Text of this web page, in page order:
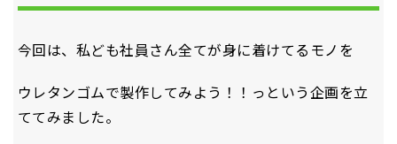
今回は、私ども社員さん全てが身に着けてるモノを
ウレタンゴムで製作してみよう！！っという企画を立
ててみました。